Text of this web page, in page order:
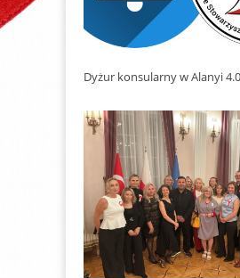
Dyżur konsularny w Alanyi